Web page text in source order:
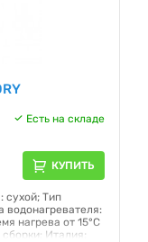
Есть на складе
КУПИТЬ
сухой; Тип
водонагревателя:
нагрева от 15°С
Италия;